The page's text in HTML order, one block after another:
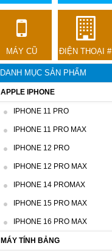
MÁY CŨ ĐIỆN THOẠI #
DANH MỤC SẢN PHẨM
APPLE IPHONE
IPHONE 11 PRO
IPHONE 11 PRO MAX
IPHONE 12 PRO
IPHONE 12 PRO MAX
IPHONE 14 PROMAX
IPHONE 15 PRO MAX
IPHONE 16 PRO MAX
MÁY TÍNH BẢNG